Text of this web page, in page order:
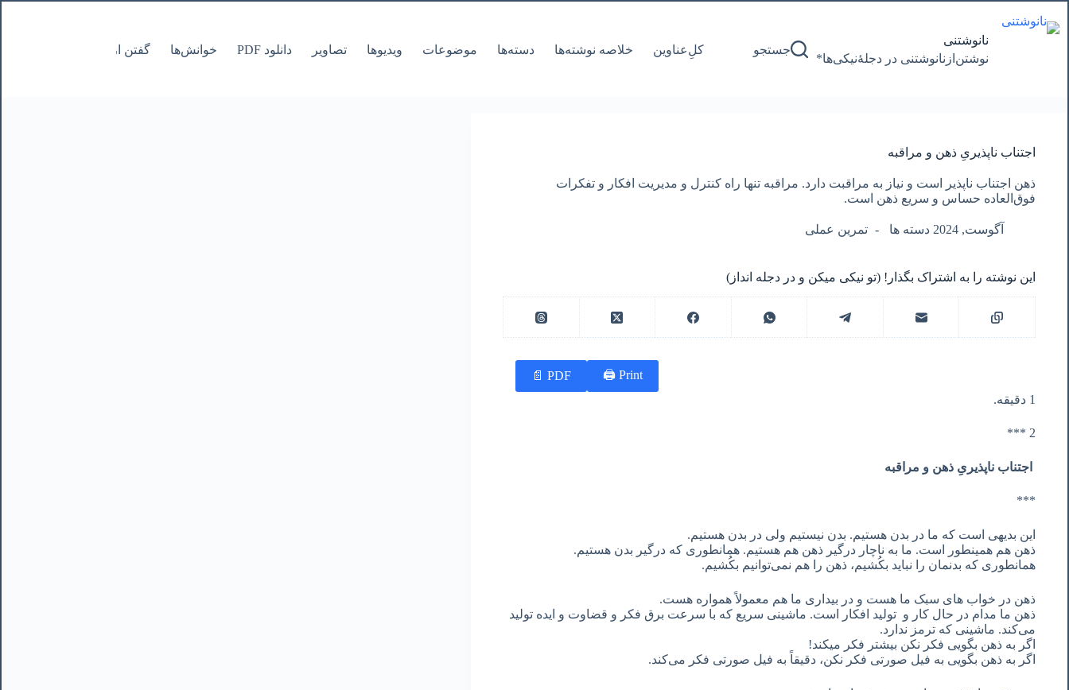
به
محتوا
نانوشتنی
نوشتن‌از‌نانوشتنی‌ در‌ دجلۀنیکی‌ها*
جستجو کل‌ِعناوین خلاصه نوشته‌ها دسته‌ها موضوعات ویدیوها تصاویر دانلود PDF خوانش‌ها گفتن از نانوشتنی
اجتناب ناپذیریِ ذهن و مراقبه
ذهن اجتناب ناپذیر است و نیاز به مراقبت دارد. مراقبه تنها راه کنترل و مدیریت افکار و تفکرات
فوق‌العاده حساس و سریع ذهن است.
آگوست, 2024 دسته ها تمرین عملی
این نوشته را به اشتراک بگذار! (تو نیکی میکن و در دجله انداز)
Print 🖨
PDF 📄
1 دقیقه.
2 ***
اجتناب ناپذیریِ ذهن و مراقبه
***
این بدیهی است که ما در بدن هستیم. بدن نیستیم ولی در بدن هستیم.
ذهن هم همینطور است. ما به ناچار درگیر ذهن هم هستیم. همانطوری که درگیر بدن هستیم.
همانطوری که بدنمان را نباید بکُشیم، ذهن را هم نمی‌توانیم بکُشیم.
ذهن در خواب های سبک ما هست و در بیداری ما هم معمولاً همواره هست.
ذهن ما مدام در حال کار و تولید افکار است. ماشینی سریع که با سرعت برق فکر و قضاوت و ایده تولید
می‌کند. ماشینی که ترمز ندارد.
اگر به ذهن بگویی فکر نکن بیشتر فکر میکند!
اگر به ذهن بگویی به فیل صورتی فکر نکن، دقیقاً به فیل صورتی فکر می‌کند.